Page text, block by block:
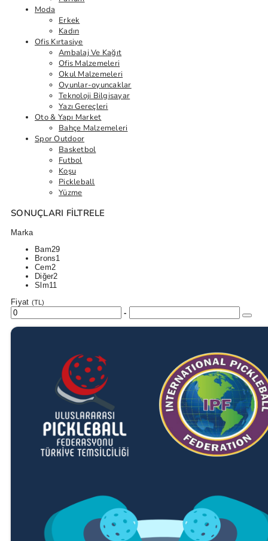
Moda
Erkek
Kadın
Ofis Kırtasiye
Ambalaj Ve Kağıt
Ofis Malzemeleri
Okul Malzemeleri
Oyunlar-oyuncaklar
Teknoloji Bilgisayar
Yazı Gereçleri
Oto & Yapı Market
Bahçe Malzemeleri
Spor Outdoor
Basketbol
Futbol
Koşu
Pickleball
Yüzme
SONUÇLARI FILTRELE
Marka
Bam29
Brons1
Cem2
Diğer2
Slm11
Fiyat (TL)
-